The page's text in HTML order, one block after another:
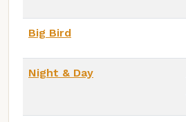
Big Bird
Night & Day